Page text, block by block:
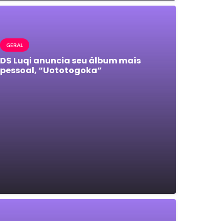
GERAL
D$ Luqi anuncia seu álbum mais
pessoal, “Uototogoka”